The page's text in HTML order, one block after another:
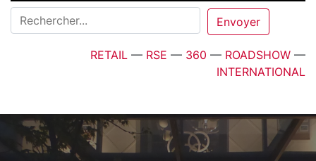
RETAIL — RSE — 360 — ROADSHOW —
INTERNATIONAL